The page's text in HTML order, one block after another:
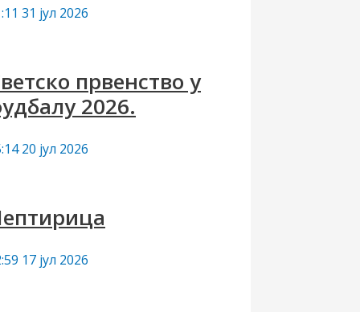
31 јул 2026
првенство у
2026.
20 јул 2026
17 јул 2026